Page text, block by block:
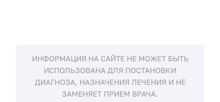
ИНФОРМАЦИЯ НА САЙТЕ НЕ МОЖЕТ БЫТЬ
ИСПОЛЬЗОВАНА ДЛЯ ПОСТАНОВКИ
ДИАГНОЗА, НАЗНАЧЕНИЯ ЛЕЧЕНИЯ И НЕ
ЗАМЕНЯЕТ ПРИЕМ ВРАЧА.